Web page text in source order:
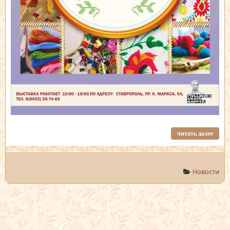
читать далее
Новости